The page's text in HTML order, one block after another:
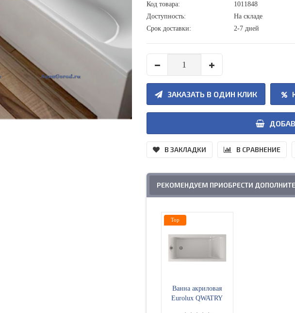
Код товара:
1011848
Доступность:
На складе
Срок доставки:
2-7 дней
ЗАКАЗАТЬ В ОДИН КЛИК
В ЗАКЛАДКИ В СРАВНЕНИЕ
РЕКОМЕНДУЕМ ПРИОБРЕСТИ
Ванна акриловая
Eurolux QWATRY
Top